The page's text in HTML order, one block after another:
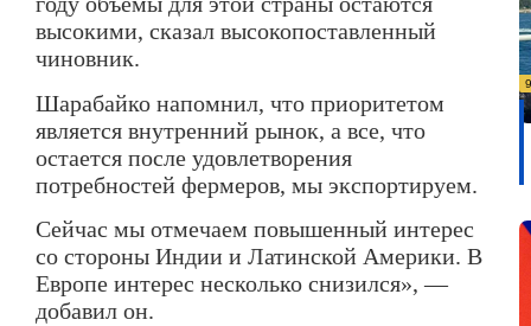
высокими, сказал высокопоставленный
чиновник.
Шарабайко напомнил, что приоритетом
является внутренний рынок, а все, что
остается после удовлетворения
потребностей фермеров, мы экспортируем.
Сейчас мы отмечаем повышенный интерес
со стороны Индии и Латинской Америки. В
Европе интерес несколько снизился», —
добавил он.